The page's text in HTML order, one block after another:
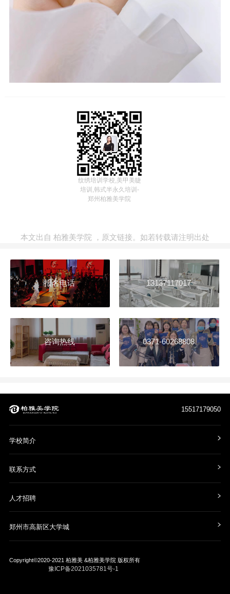
纹绣培训学校,美甲美睫
培训,韩式半永久培训-
郑州柏雅美学院
本文出自 柏雅美学院 ， 原文链接。如若转载请注明出处
报名电话 13137117017
咨询热线 0371-60268808
15517179050
学校简介
联系方式
人才招聘
郑州市高新区大学城
Copyright©2020-2021 柏雅美 &柏雅美学院 版权所有
豫ICP备2021035781号-1